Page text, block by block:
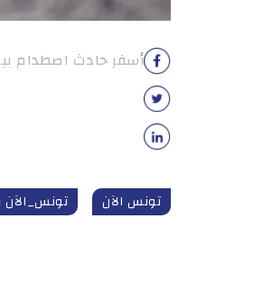
أسفر حادث اصطدام
تونس الآن تونس_الآن tunisnow.tn